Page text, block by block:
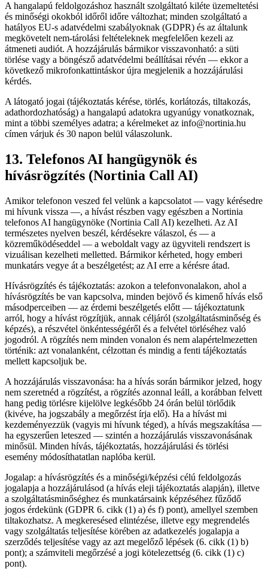
A hangalapú feldolgozáshoz használt szolgáltató kiléte üzemeltetési
és minőségi okokból időről időre változhat; minden szolgáltató a
hatályos EU-s adatvédelmi szabályoknak (GDPR) és az általunk
megkövetelt nem-tárolási feltételeknek megfelelően kezeli az
átmeneti audiót. A hozzájárulás bármikor visszavonható: a süti
törlése vagy a böngésző adatvédelmi beállításai révén — ekkor a
következő mikrofonkattintáskor újra megjelenik a hozzájárulási
kérdés.
A látogató jogai (tájékoztatás kérése, törlés, korlátozás, tiltakozás,
adathordozhatóság) a hangalapú adatokra ugyanúgy vonatkoznak,
mint a többi személyes adatra; a kérelmeket az info@nortinia.hu
címen várjuk és 30 napon belül válaszolunk.
13. Telefonos AI hangügynök és
hívásrögzítés (Nortinia Call AI)
Amikor telefonon veszed fel velünk a kapcsolatot — vagy kérésedre
mi hívunk vissza —, a hívást részben vagy egészben a Nortinia
telefonos AI hangügynöke (Nortinia Call AI) kezelheti. Az AI
természetes nyelven beszél, kérdésekre válaszol, és — a
közreműködéseddel — a weboldalt vagy az ügyviteli rendszert is
vizuálisan kezelheti melletted. Bármikor kérheted, hogy emberi
munkatárs vegye át a beszélgetést; az AI erre a kérésre átad.
Hívásrögzítés és tájékoztatás: azokon a telefonvonalakon, ahol a
hívásrögzítés be van kapcsolva, minden bejövő és kimenő hívás első
másodperceiben — az érdemi beszélgetés előtt — tájékoztatunk
arról, hogy a hívást rögzítjük, annak céljáról (szolgáltatásminőség és
képzés), a részvétel önkéntességéről és a felvétel törléséhez való
jogodról. A rögzítés nem minden vonalon és nem alapértelmezetten
történik: azt vonalanként, célzottan és mindig a fenti tájékoztatás
mellett kapcsoljuk be.
A hozzájárulás visszavonása: ha a hívás során bármikor jelzed, hogy
nem szeretnéd a rögzítést, a rögzítés azonnal leáll, a korábban felvett
hang pedig törlésre kijelölve legkésőbb 24 órán belül törlődik
(kivéve, ha jogszabály a megőrzést írja elő). Ha a hívást mi
kezdeményezzük (vagyis mi hívunk téged), a hívás megszakítása —
ha egyszerűen leteszed — szintén a hozzájárulás visszavonásának
minősül. Minden hívás, tájékoztatás, hozzájárulási és törlési
esemény módosíthatatlan naplóba kerül.
Jogalap: a hívásrögzítés és a minőségi/képzési célú feldolgozás
jogalapja a hozzájárulásod (a hívás eleji tájékoztatás alapján), illetve
a szolgáltatásminőséghez és munkatársaink képzéséhez fűződő
jogos érdekünk (GDPR 6. cikk (1) a) és f) pont), amellyel szemben
tiltakozhatsz. A megkeresésed elintézése, illetve egy megrendelés
vagy szolgáltatás teljesítése körében az adatkezelés jogalapja a
szerződés teljesítése vagy az azt megelőző lépések (6. cikk (1) b)
pont); a számviteli megőrzésé a jogi kötelezettség (6. cikk (1) c)
pont).